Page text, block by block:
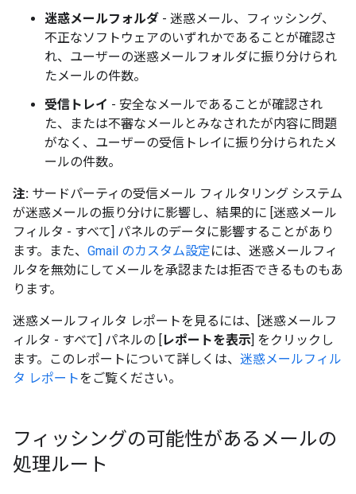
迷惑メールフォルダ - 迷惑メール、フィッシング、
不正なソフトウェアのいずれかであることが確認さ
れ、ユーザーの迷惑メールフォルダに振り分けられ
たメールの件数。
受信トレイ - 安全なメールであることが確認され
た、または不審なメールとみなされたが内容に問題
がなく、ユーザーの受信トレイに振り分けられたメ
ールの件数。
注: サードパーティの受信メール フィルタリング システム
が迷惑メールの振り分けに影響し、結果的に [迷惑メール
フィルタ - すべて] パネルのデータに影響することがあり
ます。
また、 Gmail のカスタム設定には、迷惑メールフィ
ルタを無効にしてメールを承認または拒否できるものもあ
ります。
迷惑メールフィルタ レポートを見るには、[迷惑メールフ
ィルタ - すべて ] パネルの [ レポートを表示 ] をクリックし
ます。このレポートについて詳しくは、 迷惑メールフィル
タ レポートをご覧ください。
フィッシングの可能性があるメールの
処理ルート